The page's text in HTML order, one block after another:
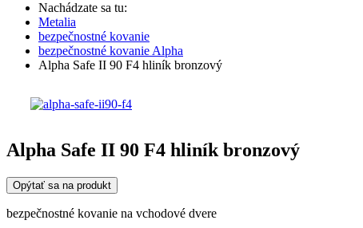
Nachádzate sa tu:
Metalia
bezpečnostné kovanie
bezpečnostné kovanie Alpha
Alpha Safe II 90 F4 hliník bronzový
Alpha Safe II 90 F4 hliník bronzový
Opýtať sa na produkt
bezpečnostné kovanie na vchodové dvere